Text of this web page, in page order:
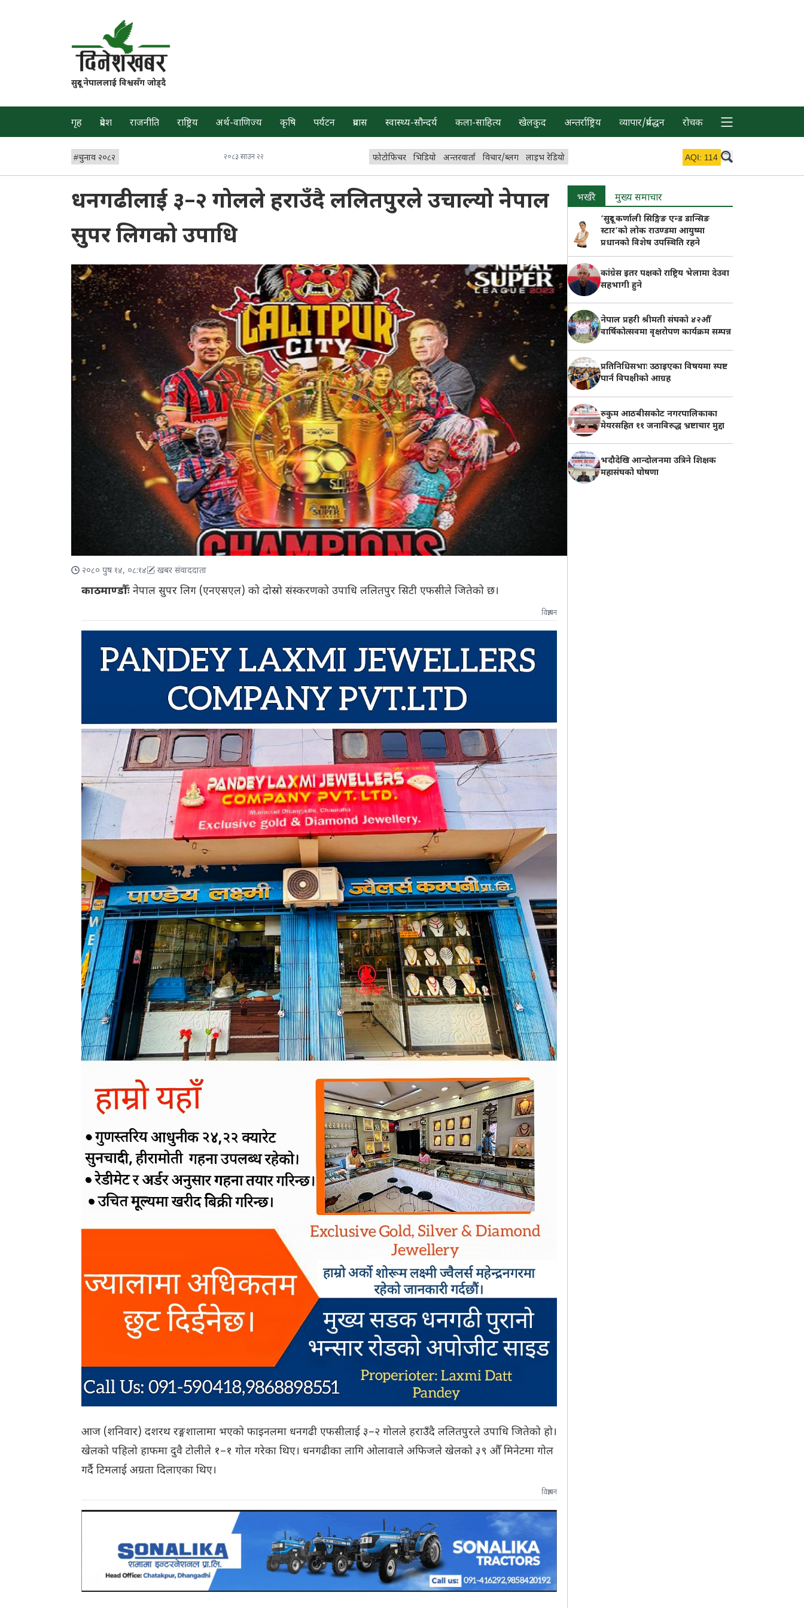
सुदूर नेपाललाई विश्वसँग जोड्दै
गृह प्रदेश राजनीति राष्ट्रिय अर्थ-वाणिज्य कृषि पर्यटन प्रवास स्वास्थ्य-सौन्दर्य कला-साहित्य खेलकुद अन्तर्राष्ट्रिय व्यापार/प्रर्वद्धन रोचक
#चुनाव २०८२ २०८३ साउन २२ फोटोफिचर भिडियो अन्तरवार्ता विचार/ब्लग लाइभ रेडियो AQI: 114
धनगढीलाई ३–२ गोलले हराउँदै ललितपुरले उचाल्यो नेपाल
सुपर लिगको उपाधि
२०८० पुष १४, ०८:१४ खबर संवाददाता
काठमाण्डौँःनेपाल सुपर लिग (एनएसएल) को दोस्रो संस्करणको उपाधि ललितपुर सिटी एफसीले जितेको छ।
विज्ञापन
आज (शनिवार) दशरथ रङ्गशालामा भएको फाइनलमा धनगढी एफसीलाई ३–२ गोलले हराउँदै ललितपुरले उपाधि जितेको हो।
खेलको पहिलो हाफमा दुवै टोलीले १–१ गोल गरेका थिए। धनगढीका लागि ओलावाले अफिजले खेलको ३९ औँ मिनेटमा गोल
गर्दै टिमलाई अग्रता दिलाएका थिए।
विज्ञापन
भर्खरै मुख्य समाचार
‘सुदूर कर्णाली सिङ्गिङ एन्ड डान्सिङ
स्टार’को लोक राउण्डमा आयुष्मा
प्रधानको विशेष उपस्थिति रहने
कांग्रेस इतर पक्षको राष्ट्रिय भेलामा देउवा
सहभागी हुने
नेपाल प्रहरी श्रीमती संघको ४२औँ
वार्षिकोत्सवमा वृक्षरोपण कार्यक्रम सम्पन्न
प्रतिनिधिसभाः उठाइएका विषयमा स्पष्ट
पार्न विपक्षीको आग्रह
रुकुम आठबीसकोट नगरपालिकाका
मेयरसहित ११ जनाविरुद्ध भ्रष्टाचार मुद्दा
भदौदेखि आन्दोलनमा उत्रिने शिक्षक
महासंघको घोषणा